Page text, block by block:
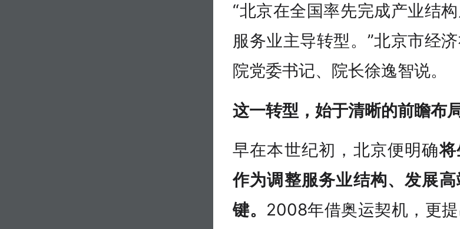
“北京在全国率先完成产业结
服务业主导转型。”北京市经
院党委书记、院长徐逸智说。
这一转型，始于清晰的前瞻布局
早在本世纪初，北京便明确
作为调整服务业结构、发展
键。 2008年借奥运契机，更